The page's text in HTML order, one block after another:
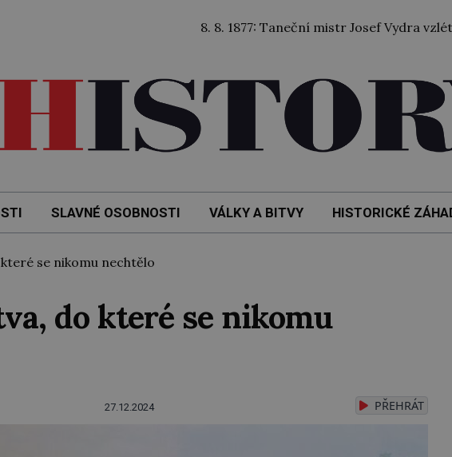
8. 8. 1877: Taneční mistr Josef Vydra vzlétl
SLAVNÉ OSOBNOSTI VÁLKY A BITVY HISTORICKÉ
se nikomu nechtělo
do které se nikomu
27.12.2024 PŘEHRÁT